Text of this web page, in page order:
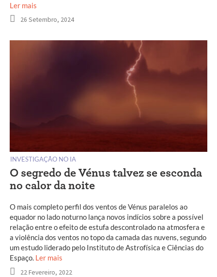
Ler mais
26 Setembro, 2024
INVESTIGAÇÃO NO IA
O segredo de Vénus talvez se esconda
no calor da noite
O mais completo perfil dos ventos de Vénus paralelos ao
equador no lado noturno lança novos indícios sobre a possível
relação entre o efeito de estufa descontrolado na atmosfera e
a violência dos ventos no topo da camada das nuvens, segundo
um estudo liderado pelo Instituto de Astrofísica e Ciências do
Espaço. Ler mais
22 Fevereiro, 2022